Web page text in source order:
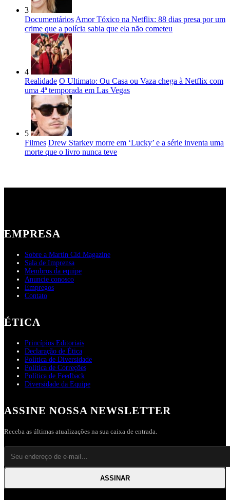
3
Documentários Amor Tóxico na Netflix: 88 dias presa por um
crime que a polícia sabia que ela não cometeu
4
Realidade O Ultimato: Ou Casa ou Vaza chega à Netflix com
uma 4ª temporada em Las Vegas
5
Filmes Drew Starkey morre em ‘Lucky’ e a série inventa uma
morte que o livro nunca teve
EMPRESA
Sobre a Martin Cid Magazine
Sala de Imprensa
Membros da equipe
Anuncie conosco
Empregos
Contato
ÉTICA
Princípios Editoriais
Declaração de Ética
Política de Diversidade
Política de Correções
Política de Feedback
Diversidade da Equipe
ASSINE NOSSA NEWSLETTER
Receba as últimas atualizações na sua caixa de entrada.
ASSINAR